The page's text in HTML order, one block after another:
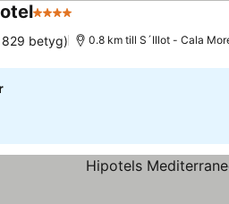
4 Stjärnor
betyg) 0.8 km till S´Illot - Cala